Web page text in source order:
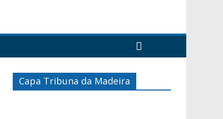
Capa Tribuna da Madeira